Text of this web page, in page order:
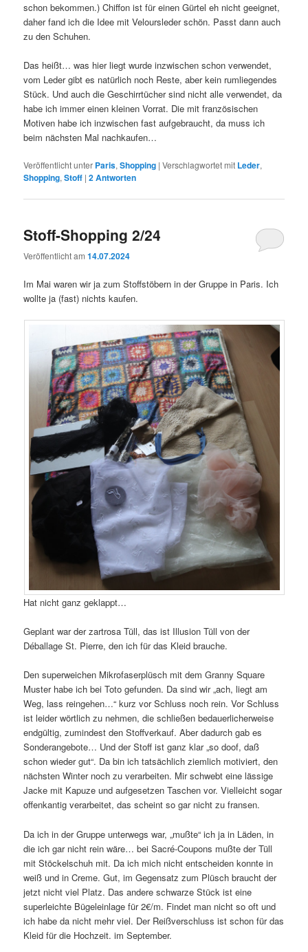
schon bekommen.) Chiffon ist für einen Gürtel eh nicht geeignet,
daher fand ich die Idee mit Veloursleder schön. Passt dann auch
zu den Schuhen.
Das heißt… was hier liegt wurde inzwischen schon verwendet,
vom Leder gibt es natürlich noch Reste, aber kein rumliegendes
Stück. Und auch die Geschirrtücher sind nicht alle verwendet, da
habe ich immer einen kleinen Vorrat. Die mit französischen
Motiven habe ich inzwischen fast aufgebraucht, da muss ich
beim nächsten Mal nachkaufen…
Veröffentlicht unter Paris,Shopping |Verschlagwortet mit Leder,
Shopping,Stoff |2Antworten
Stoff-Shopping 2/24
Veröffentlicht am14.07.2024
Im Mai waren wir ja zum Stoffstöbern in der Gruppe in Paris. Ich
wollte ja (fast) nichts kaufen.
Hat nicht ganz geklappt…
Geplant war der zartrosa Tüll, das ist Illusion Tüll von der
Déballage St. Pierre, den ich für das Kleid brauche.
Den superweichen Mikrofaserplüsch mit dem Granny Square
Muster habe ich bei Toto gefunden. Da sind wir „ach, liegt am
Weg, lass reingehen…“ kurz vor Schluss noch rein. Vor Schluss
ist leider wörtlich zu nehmen, die schließen bedauerlicherweise
endgültig, zumindest den Stoffverkauf. Aber dadurch gab es
Sonderangebote… Und der Stoff ist ganz klar „so doof, daß
schon wieder gut“. Da bin ich tatsächlich ziemlich motiviert, den
nächsten Winter noch zu verarbeiten. Mir schwebt eine lässige
Jacke mit Kapuze und aufgesetzen Taschen vor. Vielleicht sogar
offenkantig verarbeitet, das scheint so gar nicht zu fransen.
Da ich in der Gruppe unterwegs war, „mußte“ ich ja in Läden, in
die ich gar nicht rein wäre… bei Sacré-Coupons mußte der Tüll
mit Stöckelschuh mit. Da ich mich nicht entscheiden konnte in
weiß und in Creme. Gut, im Gegensatz zum Plüsch braucht der
jetzt nicht viel Platz. Das andere schwarze Stück ist eine
superleichte Bügeleinlage für 2€/m. Findet man nicht so oft und
ich habe da nicht mehr viel. Der Reißverschluss ist schon für das
Kleid für die Hochzeit. im September.